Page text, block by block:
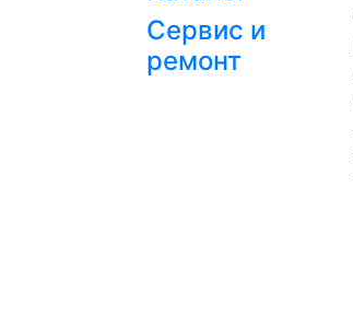
Сервис и
ремонт